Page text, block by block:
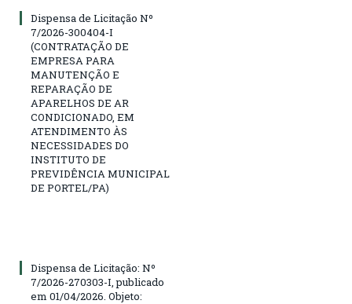
Dispensa de Licitação Nº
7/2026-300404-I
(CONTRATAÇÃO DE
EMPRESA PARA
MANUTENÇÃO E
REPARAÇÃO DE
APARELHOS DE AR
CONDICIONADO, EM
ATENDIMENTO ÀS
NECESSIDADES DO
INSTITUTO DE
PREVIDÊNCIA MUNICIPAL
DE PORTEL/PA)
Dispensa de Licitação: Nº
7/2026-270303-I, publicado
em 01/04/2026. Objeto: